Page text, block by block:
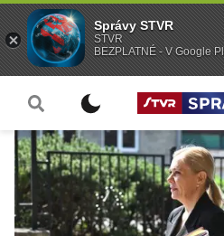
Správy STVR
STVR
BEZPLATNÉ - V Google